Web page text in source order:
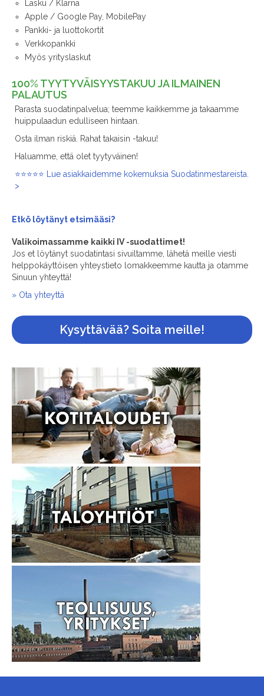
Lasku / Klarna
Apple / Google Pay, MobilePay
Pankki- ja luottokortit
Verkkopankki
Myös yrityslaskut
100% TYYTYVÄISYYSTAKUU JA ILMAINEN
PALAUTUS
Parasta suodatinpalvelua; teemme kaikkemme ja takaamme
huippulaadun edulliseen hintaan.
Osta ilman riskiä. Rahat takaisin -takuu!
Haluamme, että olet tyytyväinen!
⭐⭐⭐⭐⭐ Lue asiakkaidemme kokemuksia Suodatinmestareista.
>
Etkö löytänyt etsimääsi?
Valikoimassamme kaikki IV -suodattimet!
Jos et löytänyt suodatintasi sivuiltamme, lähetä meille viesti
helppokäyttöisen yhteystieto lomakkeemme kautta ja otamme
Sinuun yhteyttä!
» Ota yhteyttä
Kysyttävää? Soita meille!